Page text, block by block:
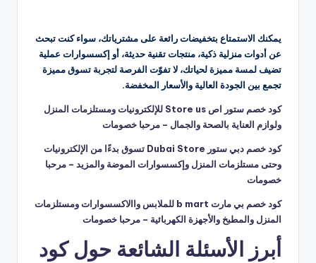
يمكنك الاستمتاع بتخفيضات رائعة على مشترياتك، سواء كنت تبحث
عن أدوات منزلية ذكية، منتجات تقنية حديثة، أو إكسسوارات عملية
تضيف لمسة مميزة لحياتك، لا تفوّت الفرصة لتجربة تسوق مميزة
تجمع بين الجودة العالية والأسعار المخفضة.
كود خصم ستور اص Store us للإلكترونيات ومستلزمات المنزل
ولوازم العناية بالصحة والجمال – مرحبا خصومات
كود خصم دبي ستور Dubai Store تسوق بدءًا من الإلكترونيات
وحتى مستلزمات المنزل وإكسسوارات الموضة والمزيد – مرحبا
خصومات
كود خصم بي مارت b mart للملابس واالاكسسوارات ومستلزمات
المنزل والمطبخ والأجهزة الكهربائية – مرحبا خصومات
أبرز الأسئلة الشائعة حول كود